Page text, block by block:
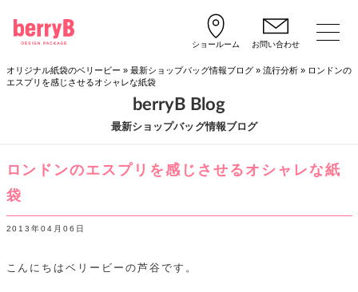
ショールーム お問い合わせ
オリジナル紙袋のベリービー » 最新ショップバッグ情報ブログ» 流行分析» ロンドンの
エスプリを感じさせるオシャレな紙袋
最新ショップバッグ情報ブログ
berryB Blog
ロンドンのエスプリを感じさせるオシャレな紙
袋
2013年04月06日
こんにちはベリービーの芦谷です。